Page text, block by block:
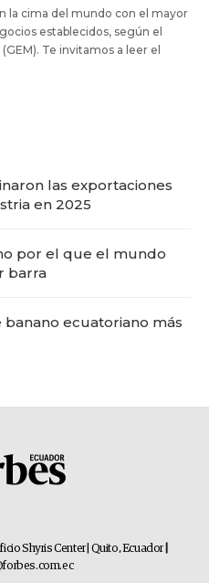
la cima del mundo con el mayor
establecidos, según el
Te invitamos a leer el
las exportaciones
en 2025
por el que el mundo
barra
ecuatoriano más
Shyris Center | Quito, Ecuador